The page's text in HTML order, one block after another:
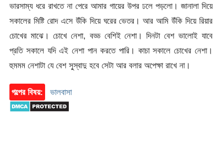
ভারসাম্য ধরে রাখতে না পেরে আমার গায়ের উপর ঢলে পড়লো। জানালা দিয়ে
সকালের মিষ্টি রোদ এসে উঁকি দিয়ে ঘরের ভেতর। আর আমি উঁকি দিয়ে রিয়ার
চোখের মাঝে। চোখে নেশা, বড্ড বেশিই নেশা। দিনটা বেশ ভালোই যাবে
প্রতি সকালে যদি এই নেশা পান করতে পারি। কাচা সকালে চোখের নেশা।
হুমমম নেশাটা যে বেশ সু্স্বাদু হবে সেটা আর বলার অপেক্ষা রাখে না।
গল্পের বিষয়: ভালবাসা